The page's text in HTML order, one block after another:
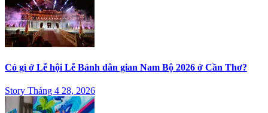
Có gì ở Lễ hội Lễ Bánh dân gian Nam Bộ 2026 ở Cần Thơ?
Story Tháng 4 28, 2026